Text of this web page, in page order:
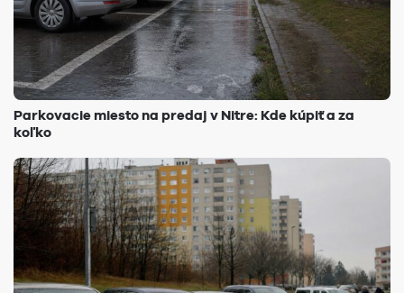
Parkovacie miesto na predaj v Nitre: Kde kúpiť a za
koľko